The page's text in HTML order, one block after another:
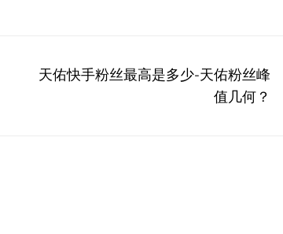
天佑快手粉丝最高是多少-天佑粉丝峰
值几何？